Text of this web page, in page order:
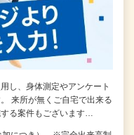
し、身体測定やアンケート
来所が無くご自宅で出来る
る案件もございます…